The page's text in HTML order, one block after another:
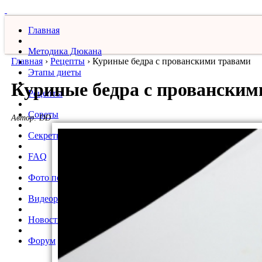
Главная
Методика Дюкана
Этапы диеты
Рецепты
Советы
Секреты
FAQ
Фото похудевших
Видеорецепты
Новости
Форум
Главная › Рецепты › Куриные бедра с прованскими травами
Куриные бедра с
Автор:DD